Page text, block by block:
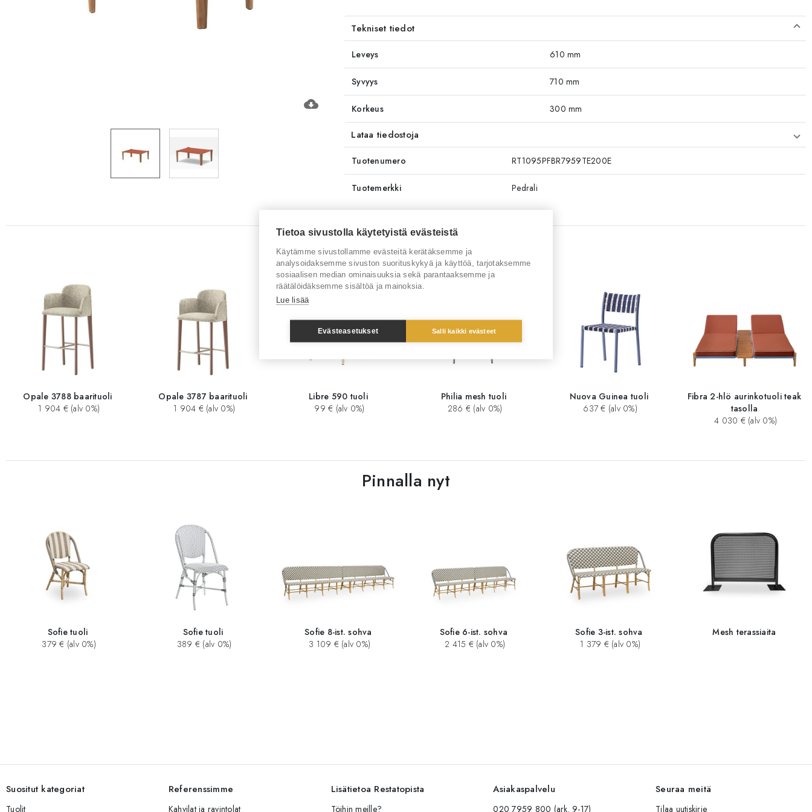
cloud_download
Tekniset tiedot
Leveys 610 mm
Syvyys 710 mm
Korkeus 300 mm
Lataa tiedostoja
Tuotenumero RT1095PFBR7959TE200E
Tuotemerkki Pedrali
Sinua saattaisi kiinnostaa myös
Opale 3788 baarituoli
1 904 € (alv 0%)
Opale 3787 baarituoli
1 904 € (alv 0%)
Libre 590 tuoli
99 € (alv 0%)
Philia mesh tuoli
286 € (alv 0%)
Nuova Guinea tuoli
637 € (alv 0%)
Fibra 2-hlö aurinkotuoli teak
tasolla
4 030 € (alv 0%)
Pinnalla nyt
Sofie tuoli
379 € (alv 0%)
Sofie tuoli
389 € (alv 0%)
Sofie 8-ist. sohva
3 109 € (alv 0%)
Sofie 6-ist. sohva
2 415 € (alv 0%)
Sofie 3-ist. sohva
1 379 € (alv 0%)
Mesh terassiaita
Suositut kategoriat
Tuolit
Referenssimme
Kahvilat ja ravintolat
Lisätietoa Restatopista
Töihin meille?
Asiakaspalvelu
020 7959 800 (ark. 9-17)
Seuraa meitä
Tilaa uutiskirje
Tietoa sivustolla käytetyistä evästeistä
Käytämme sivustollamme evästeitä kerätäksemme ja
analysoidaksemme sivuston suorituskykyä ja käyttöä, tarjotaksemme
sosiaalisen median ominaisuuksia sekä parantaaksemme ja
räätälöidäksemme sisältöä ja mainoksia.
Lue lisää
Evästeasetukset Salli kaikki evästeet